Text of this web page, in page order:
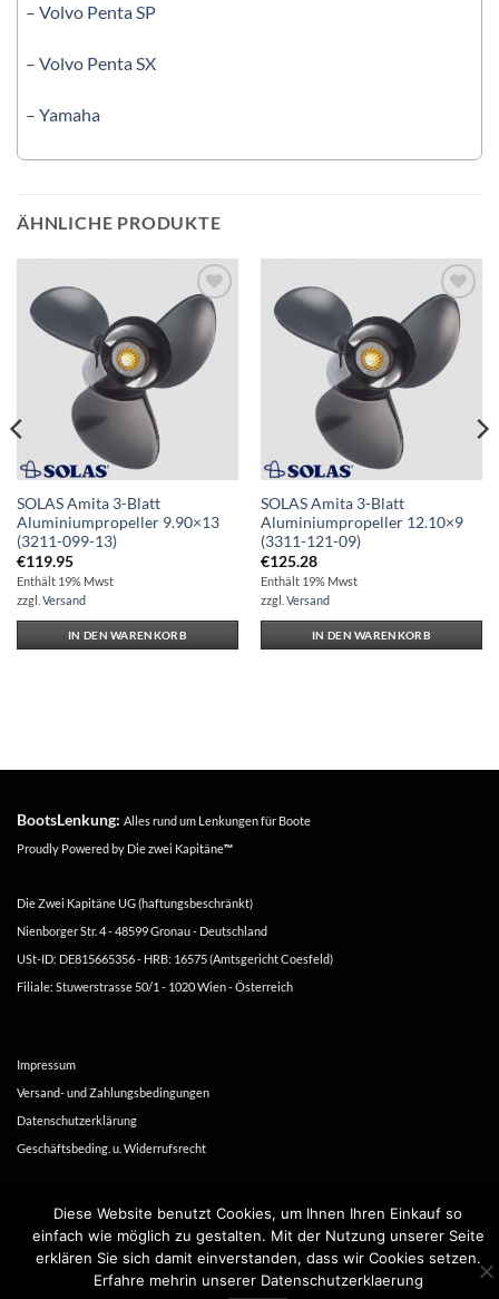
– Volvo Penta SP
– Volvo Penta SX
– Yamaha
ÄHNLICHE PRODUKTE
Auf die
Wunschliste
SOLAS Amita 3-Blatt
Aluminiumpropeller 9.90×13
(3211-099-13)
€119.95
Enthält 19% Mwst
zzgl. Versand
IN DEN WARENKORB
Auf die
Wunschliste
SOLAS Amita 3-Blatt
Aluminiumpropeller 12.10×9
(3311-121-09)
€125.28
Enthält 19% Mwst
zzgl. Versand
IN DEN WARENKORB
BootsLenkung: Alles rund um Lenkungen für Boote
Proudly Powered by Die zwei Kapitäne™
Die Zwei Kapitäne UG (haftungsbeschränkt)
Nienborger Str. 4 - 48599 Gronau - Deutschland
USt-ID: DE815665356 - HRB: 16575 (Amtsgericht Coesfeld)
Filiale: Stuwerstrasse 50/1 - 1020 Wien - Österreich
Impressum
Versand- und Zahlungsbedingungen
Datenschutzerklärung
Geschäftsbeding. u. Widerrufsrecht
Copyright 2016-2026 © Die zwei Kapitäne
Diese Website benutzt Cookies, um Ihnen Ihren Einkauf so
einfach wie möglich zu gestalten. Mit der Nutzung unserer Seite
erklären Sie sich damit einverstanden, dass wir Cookies setzen.
Erfahre mehrin unserer Datenschutzerklaerung